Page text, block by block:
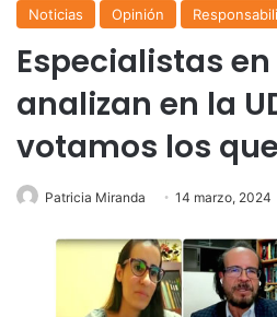
Noticias
Opinión
Especialistas
analizan en la
votamos los
Patricia Miranda 14 marzo, 2024